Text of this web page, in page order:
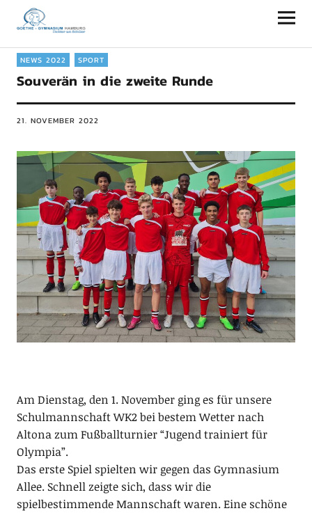
Goethe-Gymnasium Hamburg
NEWS 2022 SPORT
Souverän in die zweite Runde
21. NOVEMBER 2022
Am Dienstag, den 1. November ging es für unsere
Schulmannschaft WK2 bei bestem Wetter nach
Altona zum Fußballturnier “Jugend trainiert für
Olympia”.
Das erste Spiel spielten wir gegen das Gymnasium
Allee. Schnell zeigte sich, dass wir die
spielbestimmende Mannschaft waren. Eine schöne